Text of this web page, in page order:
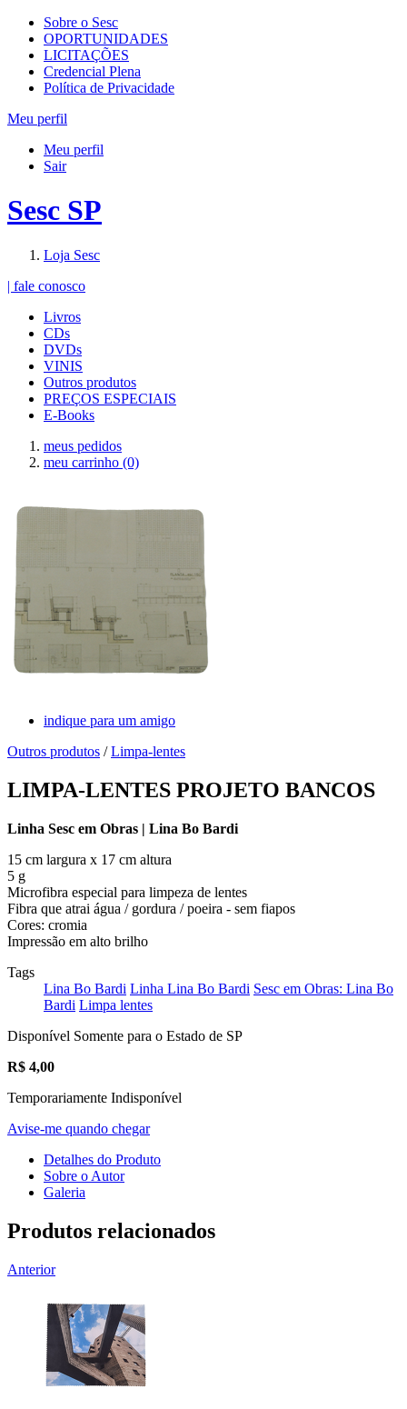
Sobre o Sesc
OPORTUNIDADES
LICITAÇÕES
Credencial Plena
Política de Privacidade
Meu perfil
Meu perfil
Sair
Sesc SP
Loja Sesc
| fale conosco
Livros
CDs
DVDs
VINIS
Outros produtos
PREÇOS ESPECIAIS
E-Books
meus pedidos
meu carrinho (0)
indique para um amigo
Outros produtos /Limpa-lentes
LIMPA-LENTES PROJETO BANCOS
Linha Sesc em Obras | Lina Bo Bardi
15 cm largura x 17 cm altura
5 g
Microfibra especial para limpeza de lentes
Fibra que atrai água / gordura / poeira - sem fiapos
Cores: cromia
Impressão em alto brilho
Tags
Lina Bo Bardi Linha Lina Bo Bardi Sesc em Obras: Lina Bo
Bardi Limpa lentes
Disponível Somente para o Estado de SP
R$ 4,00
Temporariamente Indisponível
Avise-me quando chegar
Detalhes do Produto
Sobre o Autor
Galeria
Produtos relacionados
Anterior